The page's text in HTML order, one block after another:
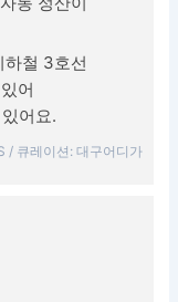
하철 3호선
어
어요.
/ 큐레이션: 대구어디가